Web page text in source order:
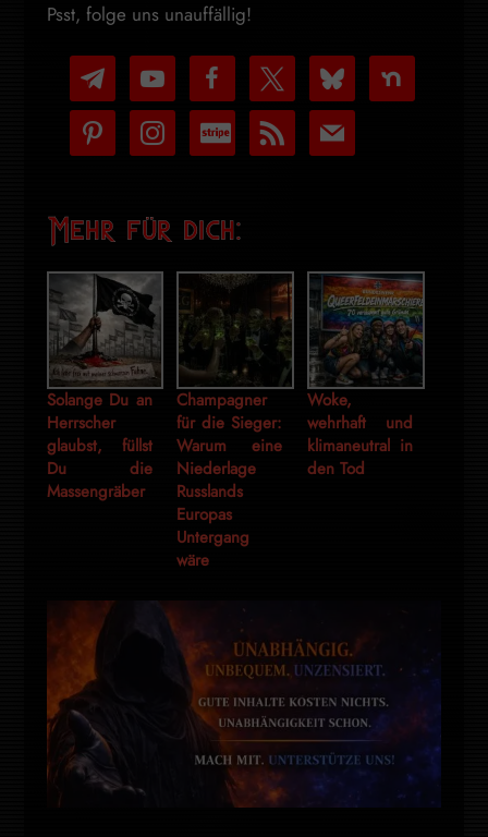
Psst, folge uns unauffällig!
telegram
youtube-
play
facebook bluesky nextdoor
pinterest instagramcc-
stripe
rss mail
Mehr für dich:
Solange Du an
Herrscher
glaubst, füllst
Du die
Massengräber
Champagner
für die Sieger:
Warum eine
Niederlage
Russlands
Europas
Untergang
wäre
Woke,
wehrhaft und
klimaneutral in
den Tod